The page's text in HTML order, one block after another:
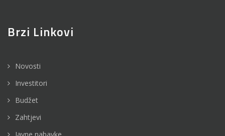
Brzi Linkovi
Novosti
Investitori
Budžet
Zahtjevi
Javne nabavke